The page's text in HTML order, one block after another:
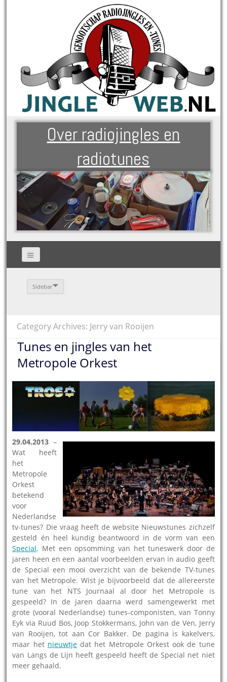
Over radiojingles en
radiotunes
Sidebar
Category Archives: Jerry van Rooijen
Tunes en jingles van het
Metropole Orkest
29.04.2013 –
Wat heeft
het
Metropole
Orkest
betekend
voor
Nederlandse
tv-tunes? Die vraag heeft de website Nieuwstunes zichzelf
gesteld én heel kundig beantwoord in de vorm van een
Special. Met een opsomming van het tuneswerk door de
jaren heen en een aantal voorbeelden ervan in audio geeft
de Special een mooi overzicht van de bekende TV-tunes
van het Metropole. Wist je bijvoorbeeld dat de allereerste
tune van het NTS Journaal al door het Metropole is
gespeeld? In de jaren daarna werd samengewerkt met
grote (vooral Nederlandse) tunes-componisten, van Tonny
Eyk via Ruud Bos, Joop Stokkermans, John van de Ven, Jerry
van Rooijen, tot aan Cor Bakker. De pagina is kakelvers,
maar het nieuwtjedat het Metropole Orkest ook de tune
van Langs de Lijn heeft gespeeld heeft de Special net niet
meer gehaald.